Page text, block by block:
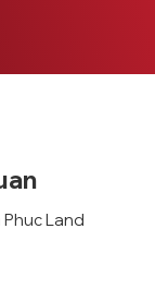
Land